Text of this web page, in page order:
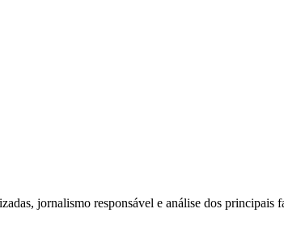
jornalismo responsável e análise dos principais